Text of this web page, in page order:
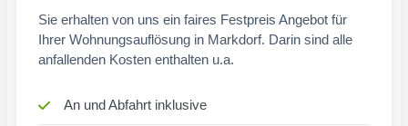
Sie erhalten von uns ein faires Festpreis Angebot für
Ihrer Wohnungsauflösung in Markdorf. Darin sind alle
anfallenden Kosten enthalten u.a.
An und Abfahrt inklusive